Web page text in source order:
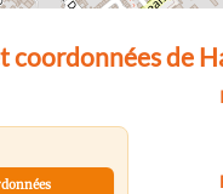
coordonnées de